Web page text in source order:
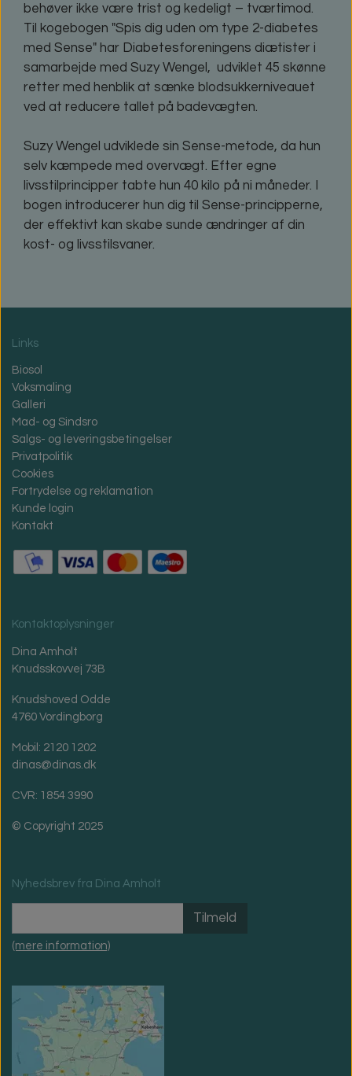
behøver ikke være trist og kedeligt – tværtimod.
Til kogebogen "Spis dig uden om type 2-diabetes
med Sense" har Diabetesforeningens diætister i
samarbejde med Suzy Wengel, udviklet 45 skønne
retter med henblik at sænke blodsukkerniveauet
ved at reducere tallet på badevægten.
Suzy Wengel udviklede sin Sense-metode, da hun
selv kæmpede med overvægt. Efter egne
livsstilprincipper tabte hun 40 kilo på ni måneder. I
bogen introducerer hun dig til Sense-principperne,
der effektivt kan skabe sunde ændringer af din
kost- og livsstilsvaner.
Links
Biosol
Voksmaling
Galleri
Mad- og Sindsro
Salgs- og leveringsbetingelser
Privatpolitik
Cookies
Fortrydelse og reklamation
Kunde login
Kontakt
Kontaktoplysninger
Dina Amholt
Knudsskovvej 73B
Knudshoved Odde
4760 Vordingborg
Mobil: 2120 1202
dinas@dinas.dk
CVR: 1854 3990
© Copyright 2025
Nyhedsbrev fra Dina Amholt
Tilmeld
(mere information)